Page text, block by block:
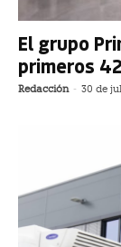
El grupo
primeros
Redacción - 30 de